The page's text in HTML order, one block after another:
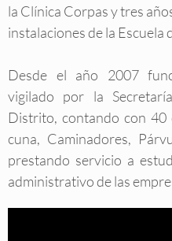
la Clínica Corpas y tres
instalaciones de la Escuela
Desde el año 2007
vigilado por la
Distrito, contando con 40
cuna, Caminadores,
prestando servicio a
administrativo de las